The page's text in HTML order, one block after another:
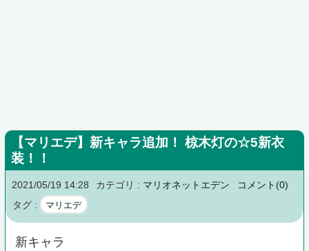
【マリエデ】新キャラ追加！ 椋木灯の☆5新衣
装！！
2021/05/19 14:28 カテゴリ : マリオネットエデン
コメント(0)
タグ :
マリエデ
新キャラ